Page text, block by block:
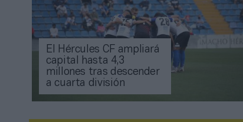
El Hércules CF ampliará
capital hasta 4,3
millones tras descender
a cuarta división